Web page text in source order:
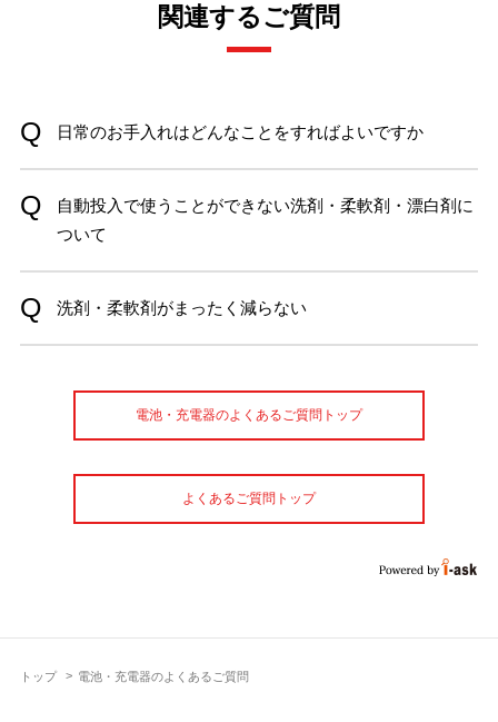
トップ 電池・充電器のよくあるご質問
関連するご質問
日常のお手入れはどんなことをすればよいですか
自動投入で使うことができない洗剤・柔軟剤・漂白剤に
ついて
洗剤・柔軟剤がまったく減らない
電池・充電器のよくあるご質問トップ
よくあるご質問トップ